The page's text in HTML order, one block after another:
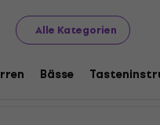
Alle Kategorien
Bässe
Zubehör für Blasinstrumente